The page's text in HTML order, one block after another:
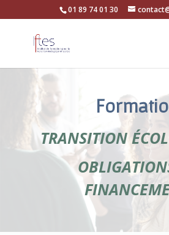
01 89 74 01 30
TRANSITION